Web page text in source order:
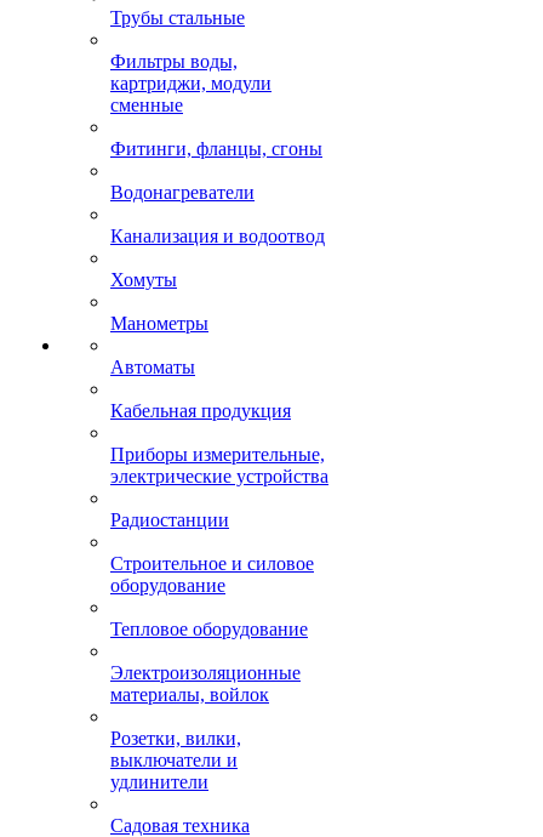
Трубы стальные
Фильтры воды,
картриджи, модули
сменные
Фитинги, фланцы, сгоны
Водонагреватели
Канализация и водоотвод
Хомуты
Манометры
Автоматы
Кабельная продукция
Приборы измерительные,
электрические устройства
Радиостанции
Строительное и силовое
оборудование
Тепловое оборудование
Электроизоляционные
материалы, войлок
Розетки, вилки,
выключатели и
удлинители
Садовая техника